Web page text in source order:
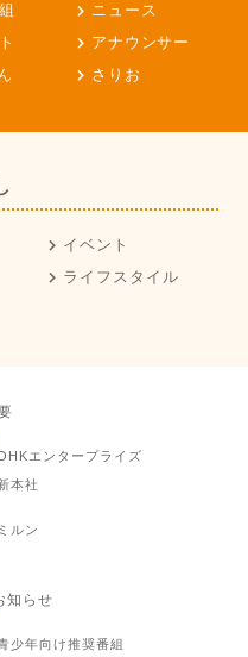
ニュース
アナウンサー
さりお
イベント
ライフスタイル
エンタープライズ
本社
ミルン
知らせ
少年向け推奨番組